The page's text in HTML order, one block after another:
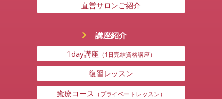
直営サロンご紹介
講座紹介
1day講座 （1日完結資格講座）
復習レッスン
癒療コース （プライベートレッスン）